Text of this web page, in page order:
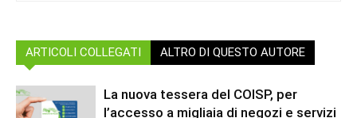
ARTICOLI COLLEGATI ALTRO DI QUESTO AUTORE
La nuova tessera del COISP, per
l’accesso a migliaia di negozi e servizi